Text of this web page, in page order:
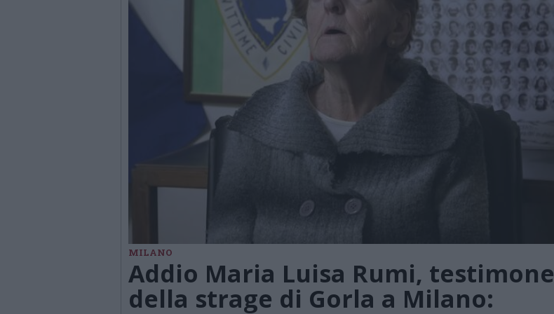
MILANO
Addio Maria Luisa Rumi, testimone
della strage di Gorla a Milano: